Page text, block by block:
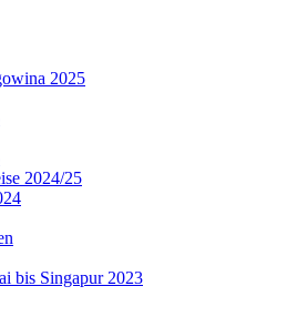
2025
2024/25
bis Singapur 2023